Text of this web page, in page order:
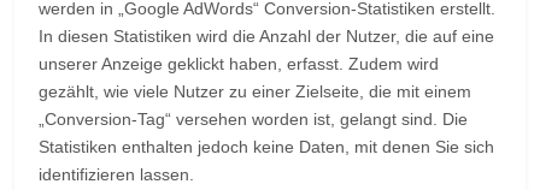
werden in „Google AdWords“ Conversion-Statistiken erstellt.
In diesen Statistiken wird die Anzahl der Nutzer, die auf eine
unserer Anzeige geklickt haben, erfasst. Zudem wird
gezählt, wie viele Nutzer zu einer Zielseite, die mit einem
„Conversion-Tag“ versehen worden ist, gelangt sind. Die
Statistiken enthalten jedoch keine Daten, mit denen Sie sich
identifizieren lassen.